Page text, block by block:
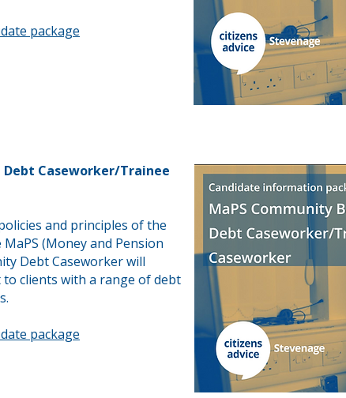
package
Debt Caseworker/Trainee
and principles of the
(Money and Pension
Debt Caseworker will
clients with a range of debt
package